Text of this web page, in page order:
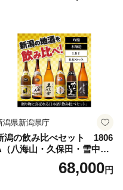
uper dry 11回 缶ビール 缶 ギ
フト 内祝い 茨城県守谷市 送
料無料
潟県新潟県庁
潟の飲み比べセット 1806
八海山・久保田・雪中
梅・越乃寒梅・かたふね・千
68,000円